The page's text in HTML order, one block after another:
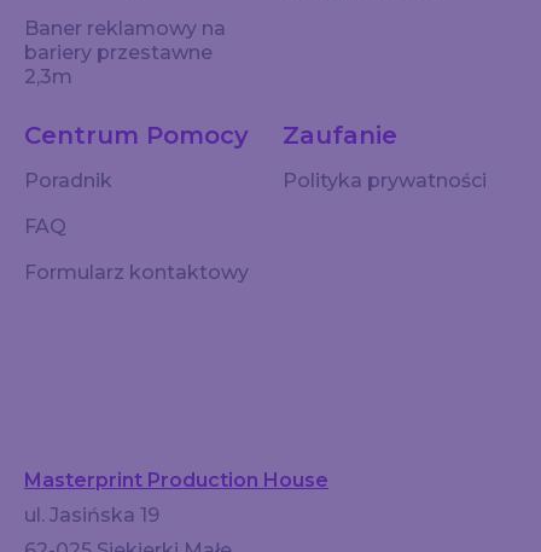
Baner reklamowy na
bariery przestawne
2,3m
Centrum Pomocy
Poradnik
FAQ
Formularz kontaktowy
Zaufanie
Polityka prywatności
Masterprint Production House
ul. Jasińska 19